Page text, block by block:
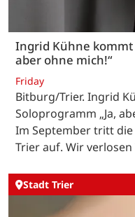
Ingrid Kühne kommt
aber ohne mich!“
Friday
Bitburg/Trier. Ingrid
Soloprogramm „Ja,
Im September tritt
Trier auf. Wir verlosen
Stadt Trier